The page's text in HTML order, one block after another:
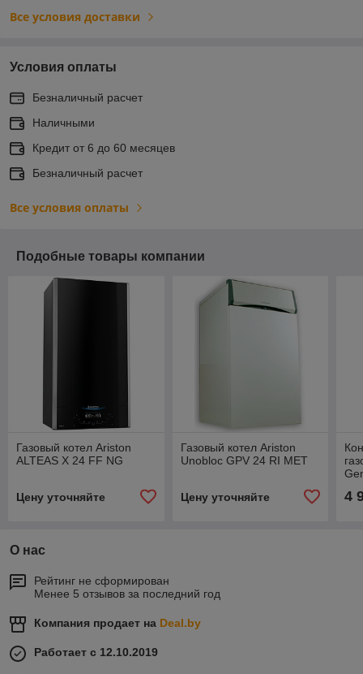
Все условия доставки
Условия оплаты
Безналичный расчет
Наличными
Кредит от 6 до 60 месяцев
Безналичный расчет
Все условия оплаты
Подобные товары компании
Газовый котел Ariston
ALTEAS X 24 FF NG
Цену уточняйте
Газовый котел Ariston
Unobloc GPV 24 RI MET
Цену уточняйте 4
О нас
Рейтинг не сформирован
Менее 5 отзывов за последний год
Компания продает на Deal.by
Работает с 12.10.2019